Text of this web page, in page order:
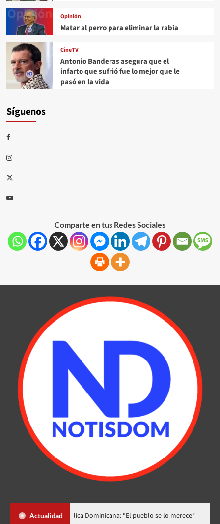
Opinión
Matar al perro para eliminar la rabia
CineTV
Antonio Banderas asegura que el
infarto que sufrió fue lo mejor que le
pasó en la vida
Síguenos
Comparte en tus Redes Sociales
Actualidad
a República Dominicana: “El pueblo se lo merece” «¡Qué